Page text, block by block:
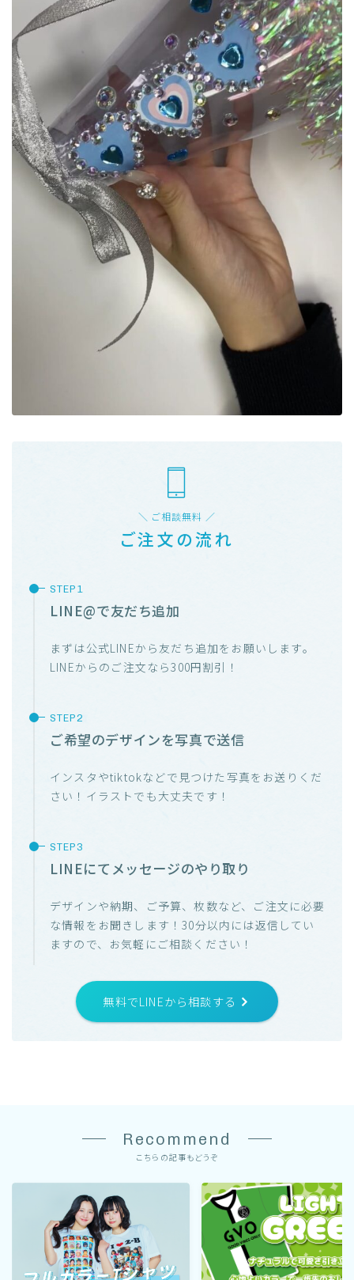
＼ ご相談無料 ／
ご注文の流れ
LINE@で友だち追加
まずは公式LINEから友だち追加をお願いします。
LINEからのご注文なら300円割引！
ご希望のデザインを写真で送信
インスタやtiktokなどで見つけた写真をお送りくだ
さい！イラストでも大丈夫です！
LINEにてメッセージのやり取り
デザインや納期、ご予算、枚数など、ご注文に必要
な情報をお聞きします！30分以内には返信してい
ますので、お気軽にご相談ください！
無料でLINEから相談する
Recommend
こちらの記事もどうぞ